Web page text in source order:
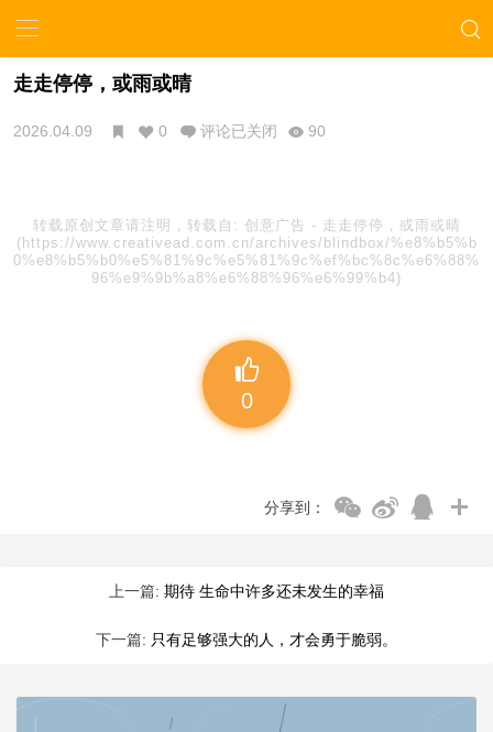
走走停停，或雨或晴
2026.04.09 0 评论已关闭 90
转载原创文章请注明，转载自: 创意广告 - 走走停停，或雨或晴
(https://www.creativead.com.cn/archives/blindbox/%e8%b5%b
0%e8%b5%b0%e5%81%9c%e5%81%9c%ef%bc%8c%e6%88%
96%e9%9b%a8%e6%88%96%e6%99%b4)
0
分享到：
上一篇: 期待 生命中许多还未发生的幸福
下一篇: 只有足够强大的人，才会勇于脆弱。